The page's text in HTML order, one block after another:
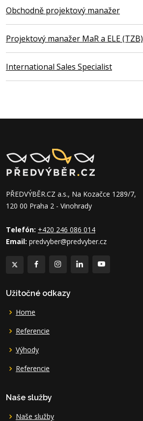
Obchodně projektový manažer
Projektový manažer MaR a ELE (TZB)
International Sales Specialist
PŘEDVÝBĚR.CZ a.s., Na Kozačce 1289/7,
120 00 Praha 2 - Vinohrady
Telefón: +420 246 086 014
Email: predvyber@predvyber.cz
Užitočné odkazy
Home
Referencie
Výhody
Referencie
Naše služby
Naše služby